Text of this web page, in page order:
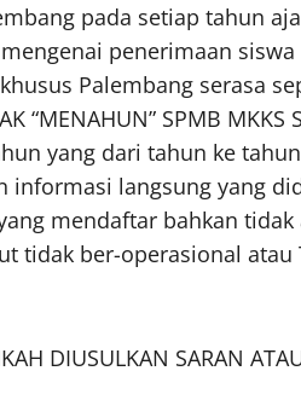
pada setiap tahun
penerimaan
Palembang serasa
“MENAHUN” SPMB
yang dari tahun ke
informasi langsung yang
mendaftar bahkan
tidak ber-operasional atau
DIUSULKAN SARAN